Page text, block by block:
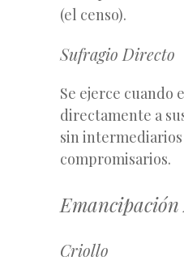
(el censo).
Sufragio Directo
Se ejerce cuando
directamente a
sin intermediarios
compromisarios.
Criollo